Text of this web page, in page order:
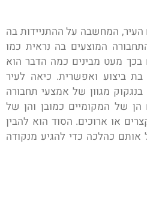
המחשבה על ההתניידות בה
המוצעים בה נראית כמו
בכך מעט מבינים כמה הדבר הוא
ביצוע ואפשרית. כיאה לעיר
מגוון של אמצעי תחבורה
הן של המקומיים כמובן והן של
או ארוכים. הסוד הוא להבין
אותם כהלכה כדי להגיע מנקודה